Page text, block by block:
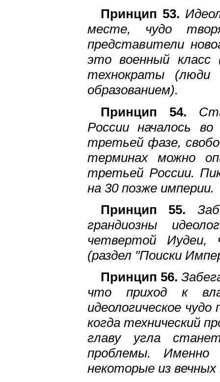
Принцип 53.
месте, чудо
представители
это военный класс
технократы (люди
образованием).
Принцип 54.
России началось
третьей фазе,
терминах можно
третьей России.
на 30 позже империи.
Принцип 55.
грандиозны
четвертой Иудеи,
(раздел "Поиски
Принцип 56.
что приход к
идеологическое
когда технический
главу угла
проблемы. Именно
некоторые из вечных